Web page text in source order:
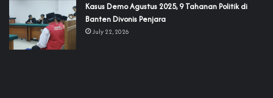
‎Kasus Demo Agustus 2025, 9 Tahanan Politik di
Banten Divonis Penjara
July 22, 2026